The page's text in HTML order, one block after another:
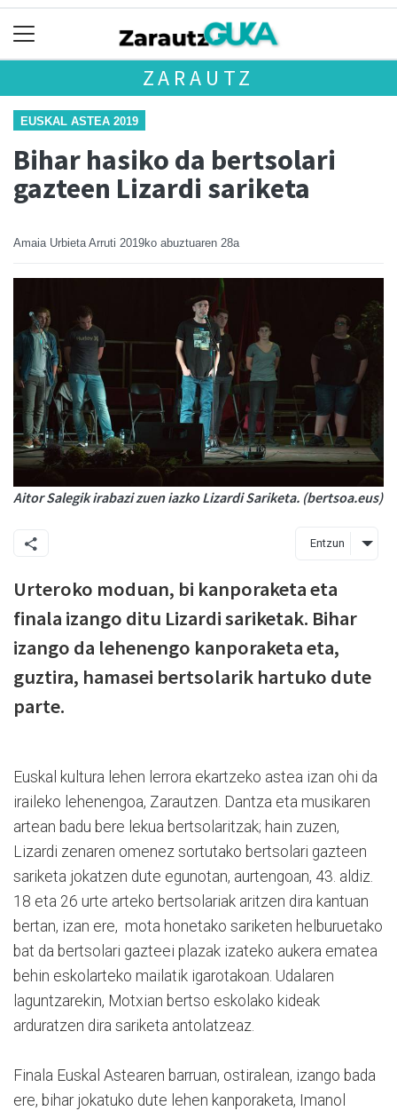
ZARAUTZ
EUSKAL ASTEA 2019
Bihar hasiko da bertsolari
gazteen Lizardi sariketa
Amaia Urbieta Arruti 2019ko abuztuaren 28a
Aitor Salegik irabazi zuen iazko Lizardi Sariketa. (bertsoa.eus)
Entzun
Urteroko moduan, bi kanporaketa eta
finala izango ditu Lizardi sariketak. Bihar
izango da lehenengo kanporaketa eta,
guztira, hamasei bertsolarik hartuko dute
parte.
Euskal kultura lehen lerrora ekartzeko astea izan ohi da
iraileko lehenengoa, Zarautzen. Dantza eta musikaren
artean badu bere lekua bertsolaritzak; hain zuzen,
Lizardi zenaren omenez sortutako bertsolari gazteen
sariketa jokatzen dute egunotan, aurtengoan, 43. aldiz.
18 eta 26 urte arteko bertsolariak aritzen dira kantuan
bertan, izan ere, mota honetako sariketen helburuetako
bat da bertsolari gazteei plazak izateko aukera ematea
behin eskolarteko mailatik igarotakoan. Udalaren
laguntzarekin, Motxian bertso eskolako kideak
arduratzen dira sariketa antolatzeaz.
Finala Euskal Astearen barruan, ostiralean, izango bada
ere, bihar jokatuko dute lehen kanporaketa, Imanol